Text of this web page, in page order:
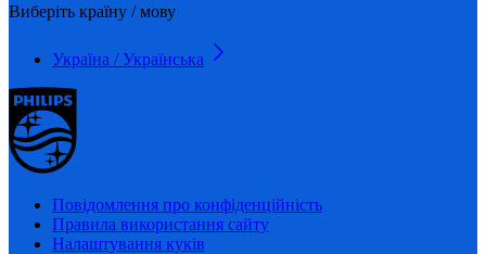
Виберіть країну / мову
Україна / Українська
Повідомлення про конфіденційність
Правила використання сайту
Налаштування куків